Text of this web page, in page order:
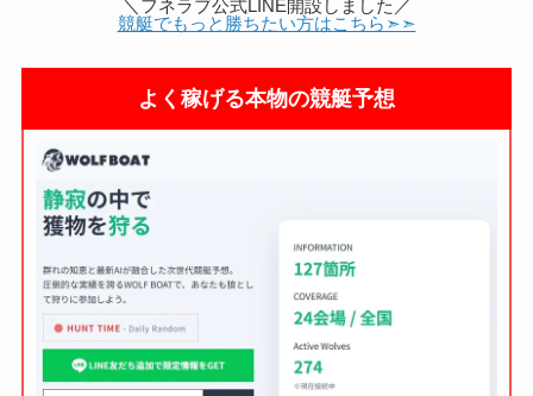
＼フネラブ公式LINE開設しました／
競艇でもっと勝ちたい方はこちら➣➣
よく稼げる本物の競艇予想